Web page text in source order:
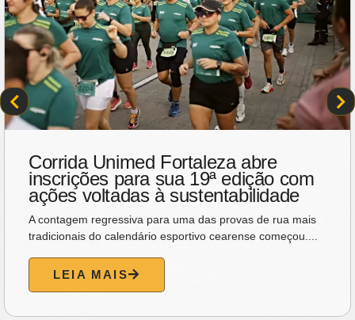
Dia dos Pais ganha manhã de
música, encontros e bem-estar em
Fortaleza
O Dia dos Pais vai ganhar um clima diferente neste sábado
(8), em Fortaleza. Em vez de apostar apenas...
LEIA MAIS